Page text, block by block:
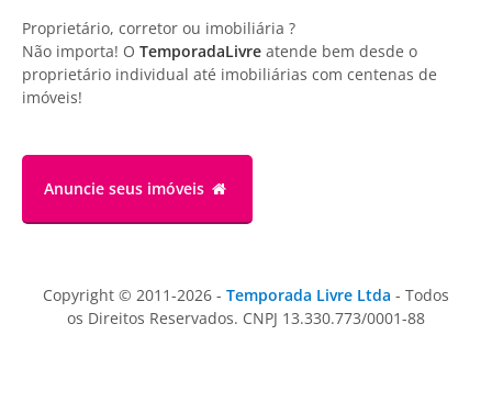
Proprietário, corretor ou imobiliária ?
Não importa! O TemporadaLivre atende bem desde o
proprietário individual até imobiliárias com centenas de
imóveis!
Anuncie seus imóveis
Copyright © 2011-2026 - Temporada Livre Ltda - Todos
os Direitos Reservados. CNPJ 13.330.773/0001-88